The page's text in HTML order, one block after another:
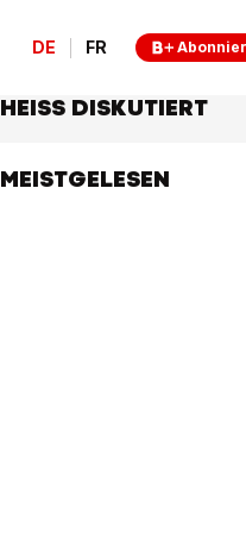
DE FR
HEISS DISKUTIERT
MEISTGELESEN